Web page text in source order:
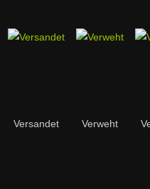
Versandet Verweht